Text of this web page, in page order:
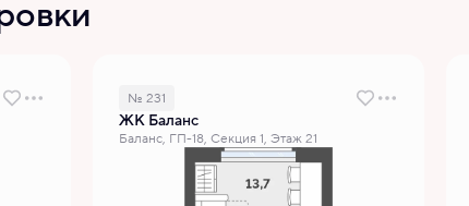
№ 231
ЖК Баланс
Баланс, ГП-18, Секция 1, Этаж 21